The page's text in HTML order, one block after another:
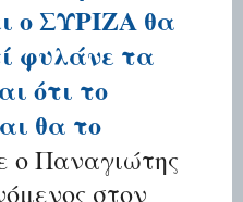
ο ΣΥΡΙΖΑ θα
φυλάνε τα
ότι το
θα το
ο Παναγιώτης
στον